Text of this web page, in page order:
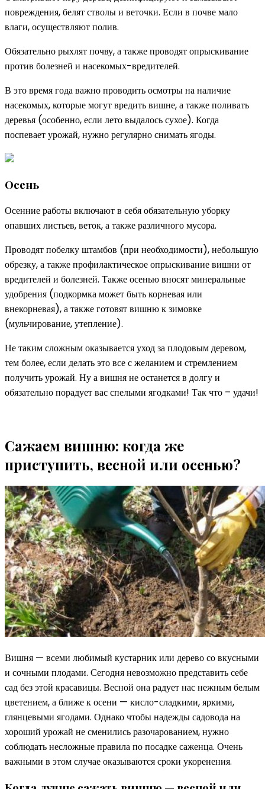
повреждения, белят стволы и веточки. Если в почве мало
влаги, осуществляют полив.
Обязательно рыхлят почву, а также проводят опрыскивание
против болезней и насекомых-вредителей.
В это время года важно проводить осмотры на наличие
насекомых, которые могут вредить вишне, а также поливать
деревья (особенно, если лето выдалось сухое). Когда
поспевает урожай, нужно регулярно снимать ягоды.
Осень
Осенние работы включают в себя обязательную уборку
опавших листьев, веток, а также различного мусора.
Проводят побелку штамбов (при необходимости), небольшую
обрезку, а также профилактическое опрыскивание вишни от
вредителей и болезней. Также осенью вносят минеральные
удобрения (подкормка может быть корневая или
внекорневая), а также готовят вишню к зимовке
(мульчирование, утепление).
Не таким сложным оказывается уход за плодовым деревом,
тем более, если делать это все с желанием и стремлением
получить урожай. Ну а вишня не останется в долгу и
обязательно порадует вас спелыми ягодками! Так что – удачи!
Сажаем вишню: когда же
приступить, весной или осенью?
Вишня — всеми любимый кустарник или дерево со вкусными
и сочными плодами. Сегодня невозможно представить себе
сад без этой красавицы. Весной она радует нас нежным белым
цветением, а ближе к осени — кисло-сладкими, яркими,
глянцевыми ягодами. Однако чтобы надежды садовода на
хороший урожай не сменились разочарованием, нужно
соблюдать несложные правила по посадке саженца. Очень
важными в этом случае оказываются сроки укоренения.